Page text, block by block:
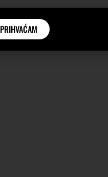
AKTUALNO
PRIHVAĆAM